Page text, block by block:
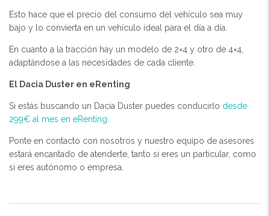
Esto hace que el precio del consumo del vehículo sea muy
bajo y lo convierta en un vehículo ideal para el día a día.
En cuanto a la tracción hay un modelo de 2×4 y otro de 4×4,
adaptándose a las necesidades de cada cliente.
El Dacia Duster en eRenting
Si estás buscando un Dacia Duster puedes conducirlo desde
299€ al mes en eRenting.
Ponte en contacto con nosotros y nuestro equipo de asesores
estará encantado de atenderte, tanto si eres un particular, como
si eres autónomo o empresa.